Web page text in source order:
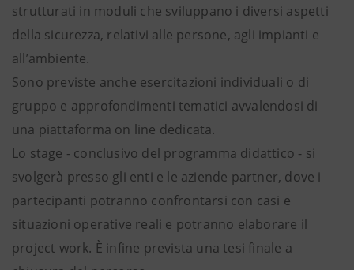
strutturati in moduli che sviluppano i diversi aspetti
della sicurezza, relativi alle persone, agli impianti e
all’ambiente.
Sono previste anche esercitazioni individuali o di
gruppo e approfondimenti tematici avvalendosi di
una piattaforma on line dedicata.
Lo stage - conclusivo del programma didattico - si
svolgerà presso gli enti e le aziende partner, dove i
partecipanti potranno confrontarsi con casi e
situazioni operative reali e potranno elaborare il
project work. È infine prevista una tesi finale a